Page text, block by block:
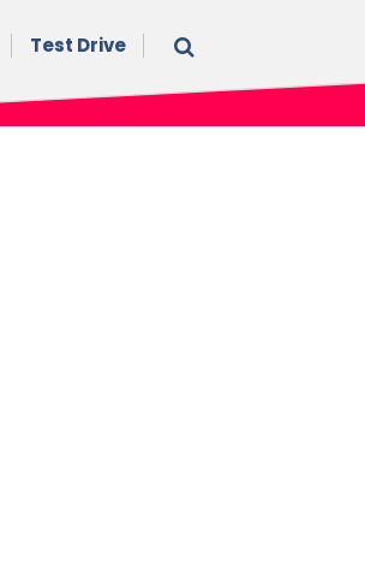
Test Drive